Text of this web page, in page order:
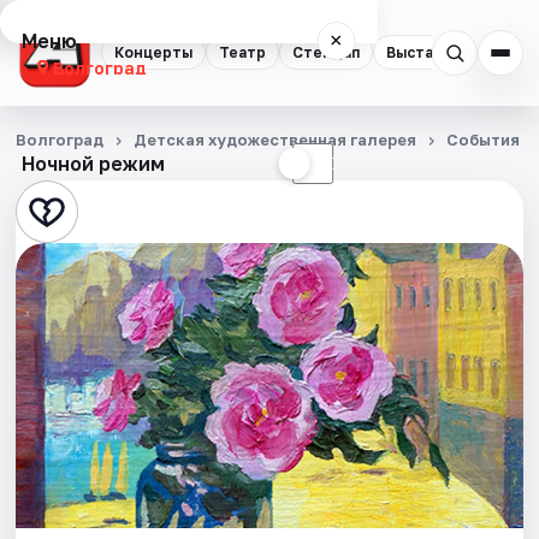
Концерты Театр Стендап Выставки
Меню ×
Волгоград
Концерты
Театр
Стендап
Выставки
Квесты
Экскурсии
Спорт
События
Ночной режим ☾
Волгоград Детская художественная галерея События